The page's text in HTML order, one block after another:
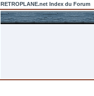
RETROPLANE.net Index du Forum